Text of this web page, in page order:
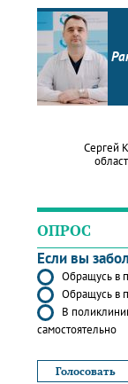
Сергей
ОПРОС
Если вы
Обращусь в
Обращусь в
В
самостоятельно